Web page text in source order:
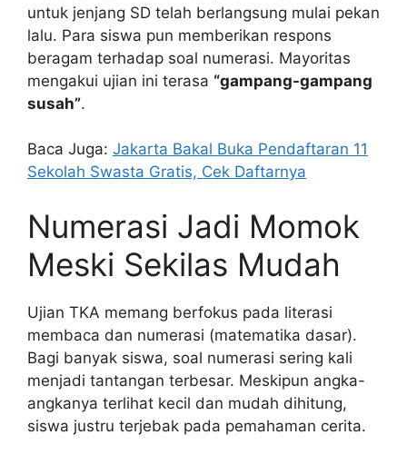
untuk jenjang SD telah berlangsung mulai pekan
lalu. Para siswa pun memberikan respons
beragam terhadap soal numerasi. Mayoritas
mengakui ujian ini terasa “gampang-gampang
susah”.
Baca Juga: Jakarta Bakal Buka Pendaftaran 11
Sekolah Swasta Gratis, Cek Daftarnya
Numerasi Jadi Momok
Meski Sekilas Mudah
Ujian TKA memang berfokus pada literasi
membaca dan numerasi (matematika dasar).
Bagi banyak siswa, soal numerasi sering kali
menjadi tantangan terbesar. Meskipun angka-
angkanya terlihat kecil dan mudah dihitung,
siswa justru terjebak pada pemahaman cerita.